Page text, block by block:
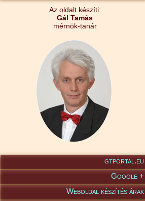
Az oldalt készíti:
Gál Tamás
mérnök-tanár
gtportal.eu
Google +
Weboldal készítés árak